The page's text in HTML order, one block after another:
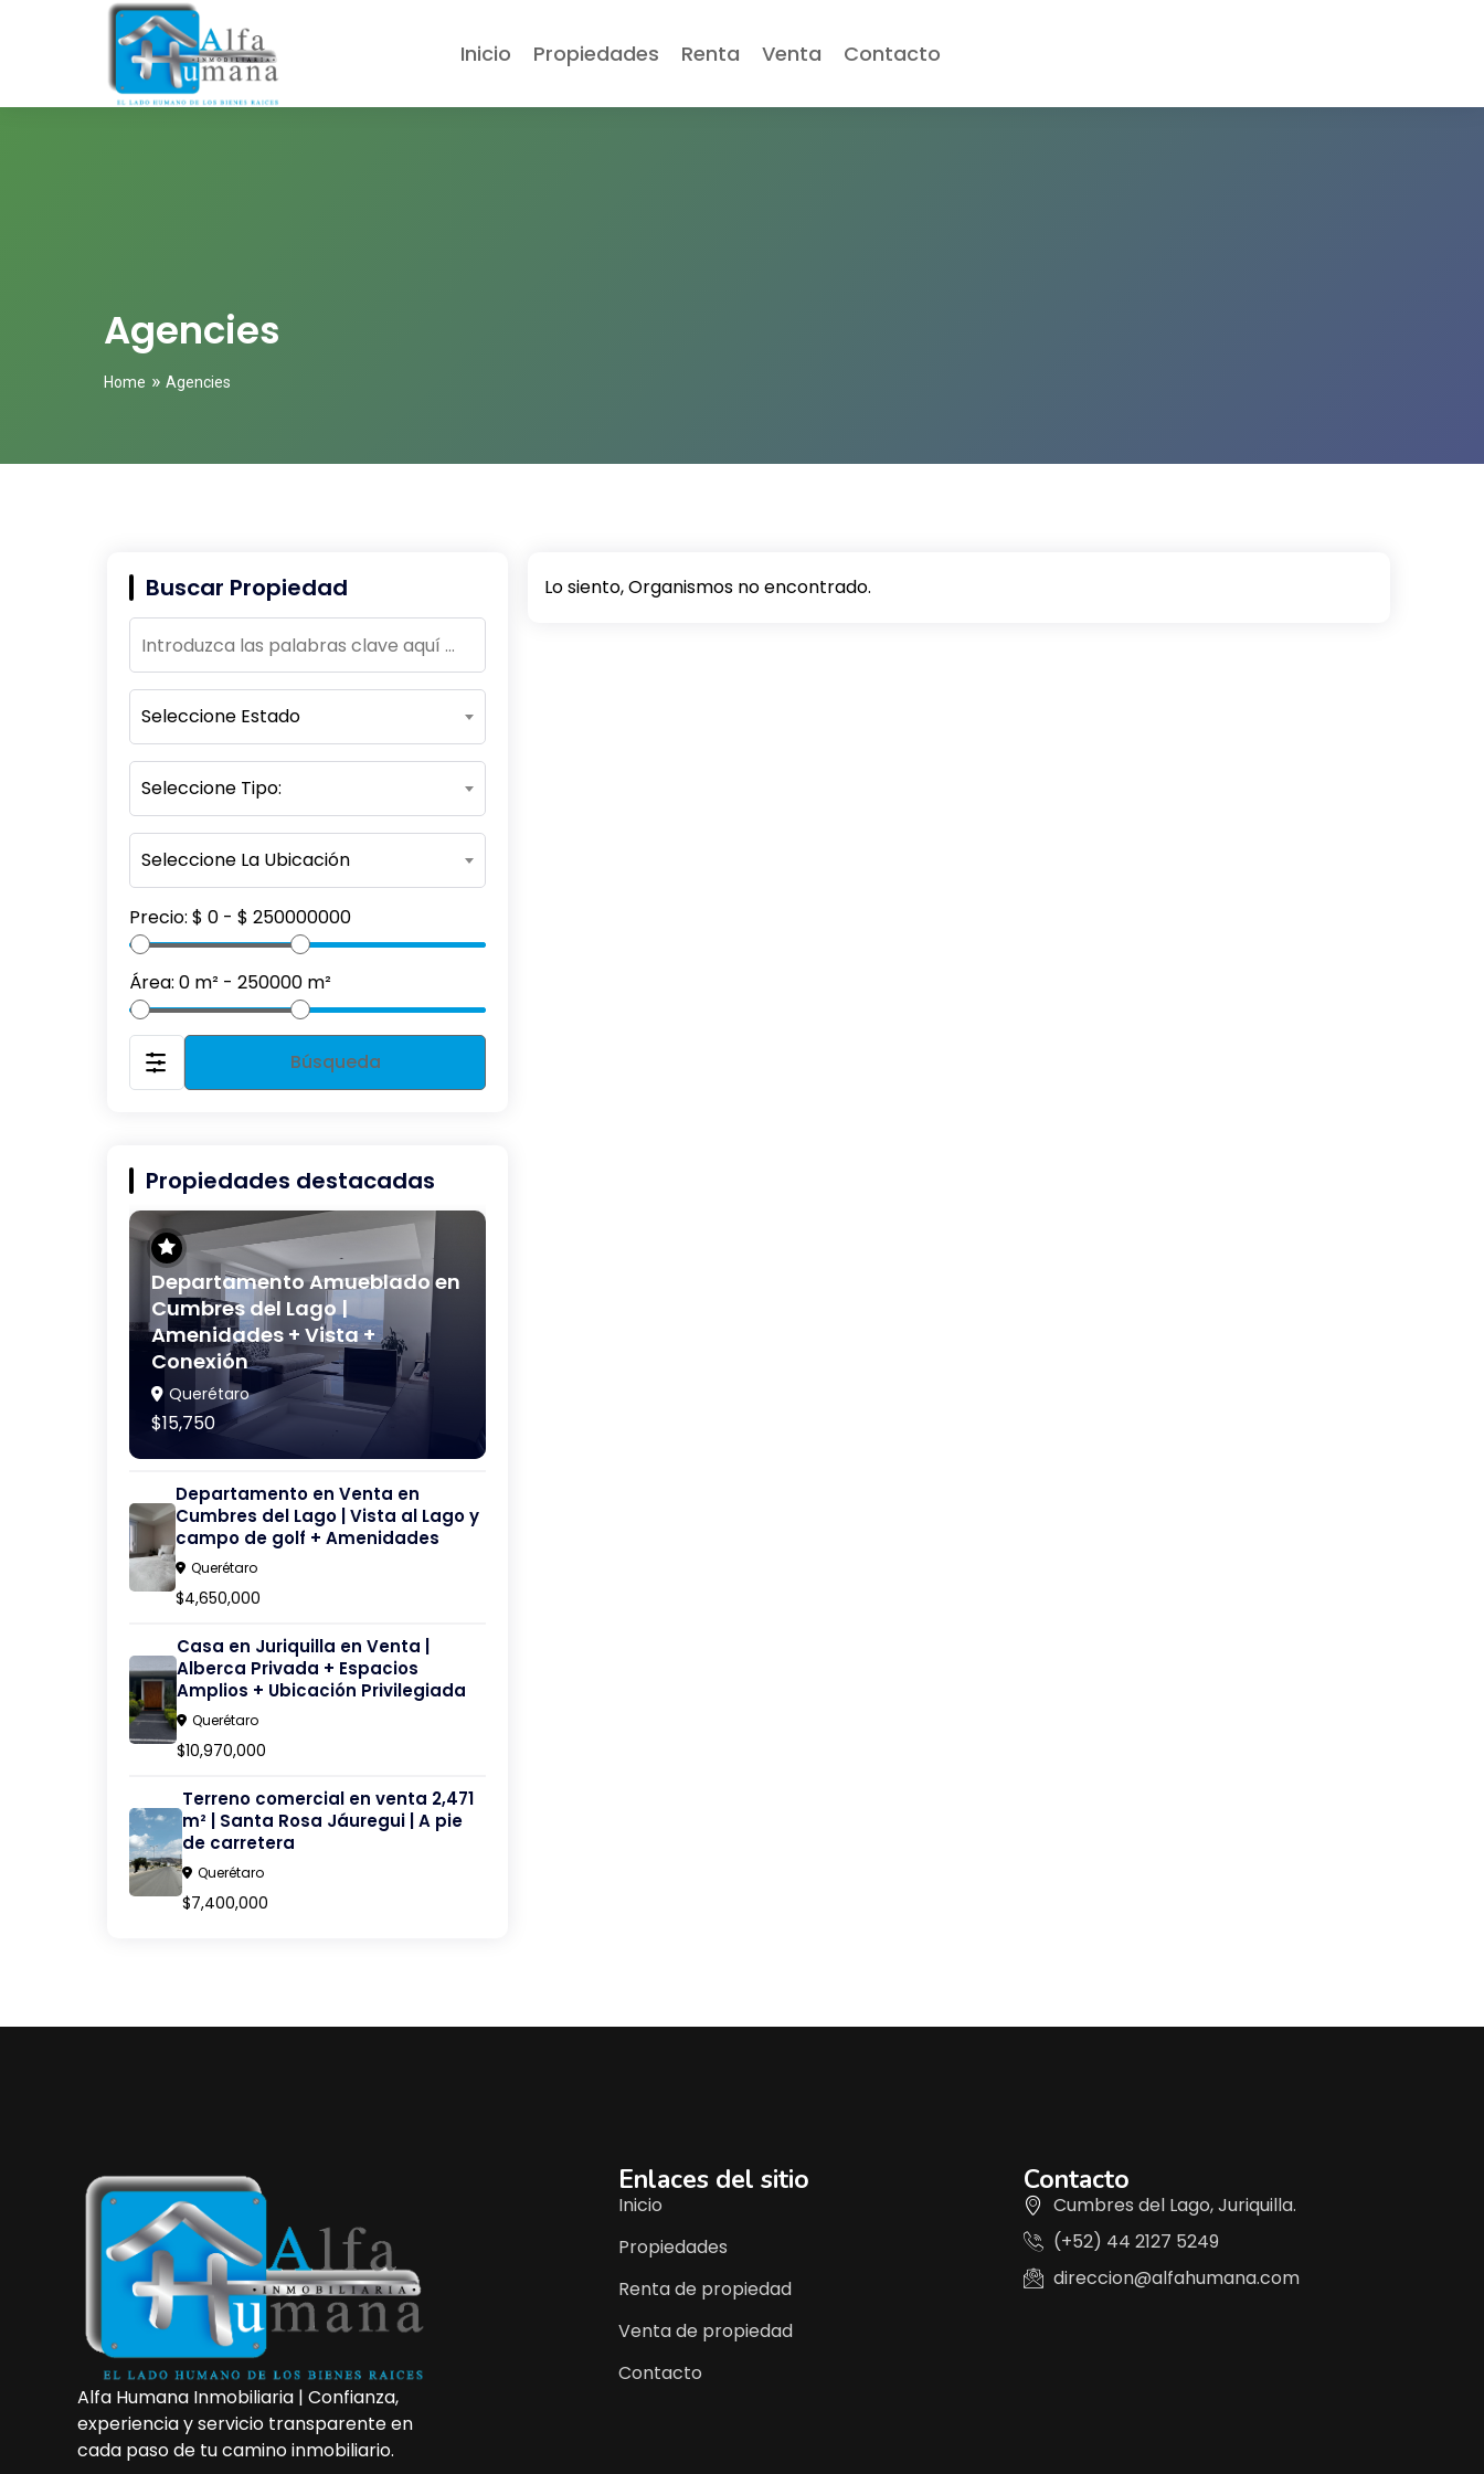
Inicio Propiedades Renta Venta Contacto
Agencies
Home » Agencies
Lo siento, Organismos no encontrado.
Buscar Propiedad
Seleccione Estado
Seleccione Tipo:
Seleccione La Ubicación
Precio: $ 0 - $ 250000000
Área: 0 m² - 250000 m²
Búsqueda
Propiedades destacadas
Departamento Amueblado en
Cumbres del Lago |
Amenidades + Vista +
Conexión
Querétaro
$15,750
Departamento en Venta en
Cumbres del Lago | Vista al Lago y
campo de golf + Amenidades
Querétaro
$4,650,000
Casa en Juriquilla en Venta |
Alberca Privada + Espacios
Amplios + Ubicación Privilegiada
Querétaro
$10,970,000
Terreno comercial en venta 2,471
m² | Santa Rosa Jáuregui | A pie
de carretera
Querétaro
$7,400,000
Alfa Humana Inmobiliaria | Confianza,
experiencia y servicio transparente en
cada paso de tu camino inmobiliario.
Enlaces del sitio
Inicio
Propiedades
Renta de propiedad
Venta de propiedad
Contacto
Contacto
Cumbres del Lago, Juriquilla.
(+52) 44 2127 5249
direccion@alfahumana.com